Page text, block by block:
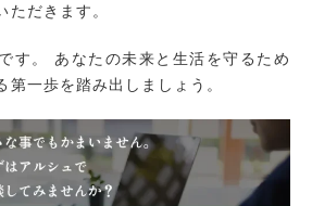
ただきます。
す。 あなたの未来と生活を守るため
第一歩を踏み出しましょう。